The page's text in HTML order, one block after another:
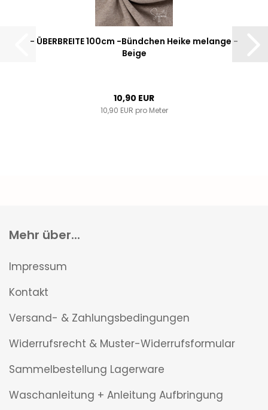
- ÜBERBREITE 100cm -Bündchen Heike melange -
Beige
10,90 EUR
10,90 EUR pro Meter
Mehr über...
Impressum
Kontakt
Versand- & Zahlungsbedingungen
Widerrufsrecht & Muster-Widerrufsformular
Sammelbestellung Lagerware
Waschanleitung + Anleitung Aufbringung